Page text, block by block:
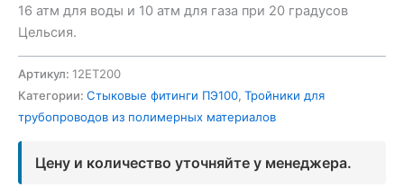
16 атм для воды и 10 атм для газа при 20 градусов
Цельсия.
Артикул: 12ET200
Категории: Стыковые фитинги ПЭ100, Тройники для
трубопроводов из полимерных материалов
Цену и количество уточняйте у менеджера.